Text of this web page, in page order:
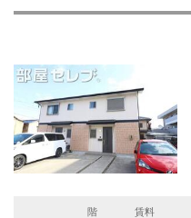
階 賃料